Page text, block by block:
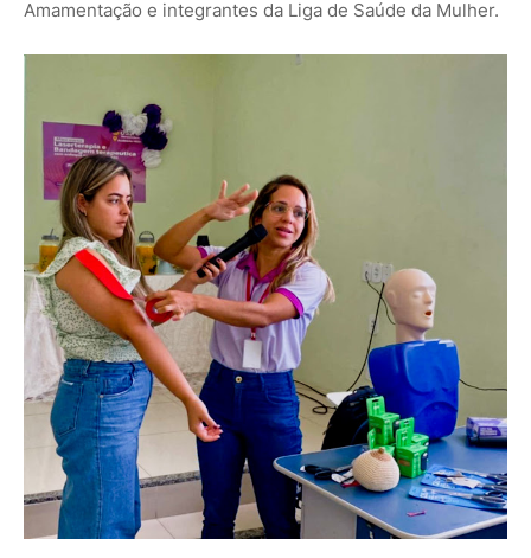
Amamentação e integrantes da Liga de Saúde da Mulher.